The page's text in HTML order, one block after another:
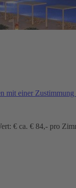
mit einer
€ ca. € 84,- pro